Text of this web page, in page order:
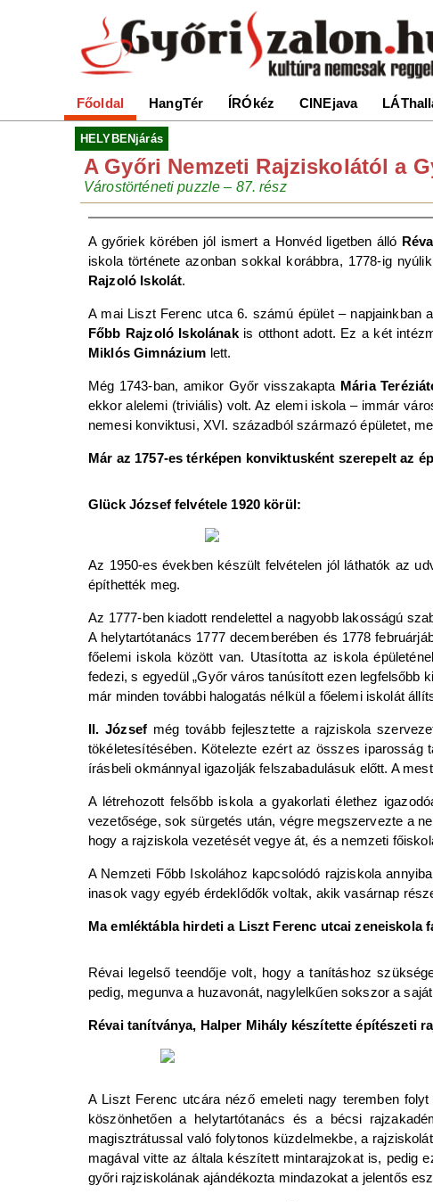
Főoldal HangTér ÍRÓkéz CINEjava
HELYBENjárás
A Győri Nemzeti Rajziskolától a
Várostörténeti puzzle – 87. rész
A győriek körében jól ismert a Honvéd ligetben álló
iskola története azonban sokkal korábbra, 1778-ig
Rajzoló Iskolát.
A mai Liszt Ferenc utca 6. számú épület – napjainkban
Főbb Rajzoló Iskolánakis otthont adott. Ez a két
Miklós Gimnázium lett.
Még 1743-ban, amikor Győr visszakapta Mária
ekkor alelemi (triviális) volt. Az elemi iskola – immár
nemesi konviktusi, XVI. századból származó épületet,
Már az 1757-es térképen konviktusként szerepelt az
Glück József felvétele 1920 körül:
Az 1950-es években készült felvételen jól láthatók az
építhették meg.
Az 1777-ben kiadott rendelettel a nagyobb lakosságú
A helytartótanács 1777 decemberében és 1778
főelemi iskola között van. Utasította az iskola
fedezi, s egyedül „Győr város tanúsított ezen
már minden további halogatás nélkül a főelemi iskolát
II. József még tovább fejlesztette a rajziskola
tökéletesítésében. Kötelezte ezért az összes
írásbeli okmánnyal igazolják felszabadulásuk előtt. A
A létrehozott felsőbb iskola a gyakorlati élethez
vezetősége, sok sürgetés után, végre megszervezte a
hogy a rajziskola vezetését vegye át, és a nemzeti
A Nemzeti Főbb Iskolához kapcsolódó rajziskola
inasok vagy egyéb érdeklődők voltak, akik vasárnap
Ma emléktábla hirdeti a Liszt Ferenc utcai
Révai legelső teendője volt, hogy a tanításhoz
pedig, megunva a huzavonát, nagylelkűen sokszor a
Révai tanítványa, Halper Mihály készítette építészeti
A Liszt Ferenc utcára néző emeleti nagy teremben
köszönhetően a helytartótanács és a bécsi
magisztrátussal való folytonos küzdelmekbe, a
magával vitte az általa készített mintarajzokat is, pedig
győri rajziskolának ajándékozta mindazokat a jelentős